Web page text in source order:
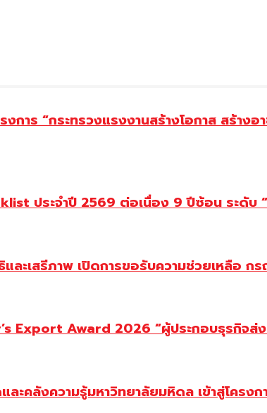
าร “กระทรวงแรงงานสร้างโอกาส สร้าง
ประจำปี 2569 ต่อเนื่อง 9 ปีซ้อน ระดับ
ะเสรีภาพ เปิดการขอรับความช่วยเหลือ
Export Award 2026 “ผู้ประกอบธุรกิ
ะคลังความรู้มหาวิทยาลัยมหิดล เข้าสู่โครง